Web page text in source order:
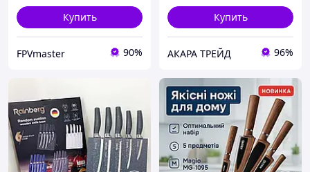
Купить
FPVmaster 90%
Купить
АКАРА ТРЕЙД 96%